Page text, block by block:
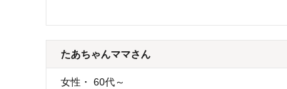
たあちゃんママさん
女性 ・ 60代～